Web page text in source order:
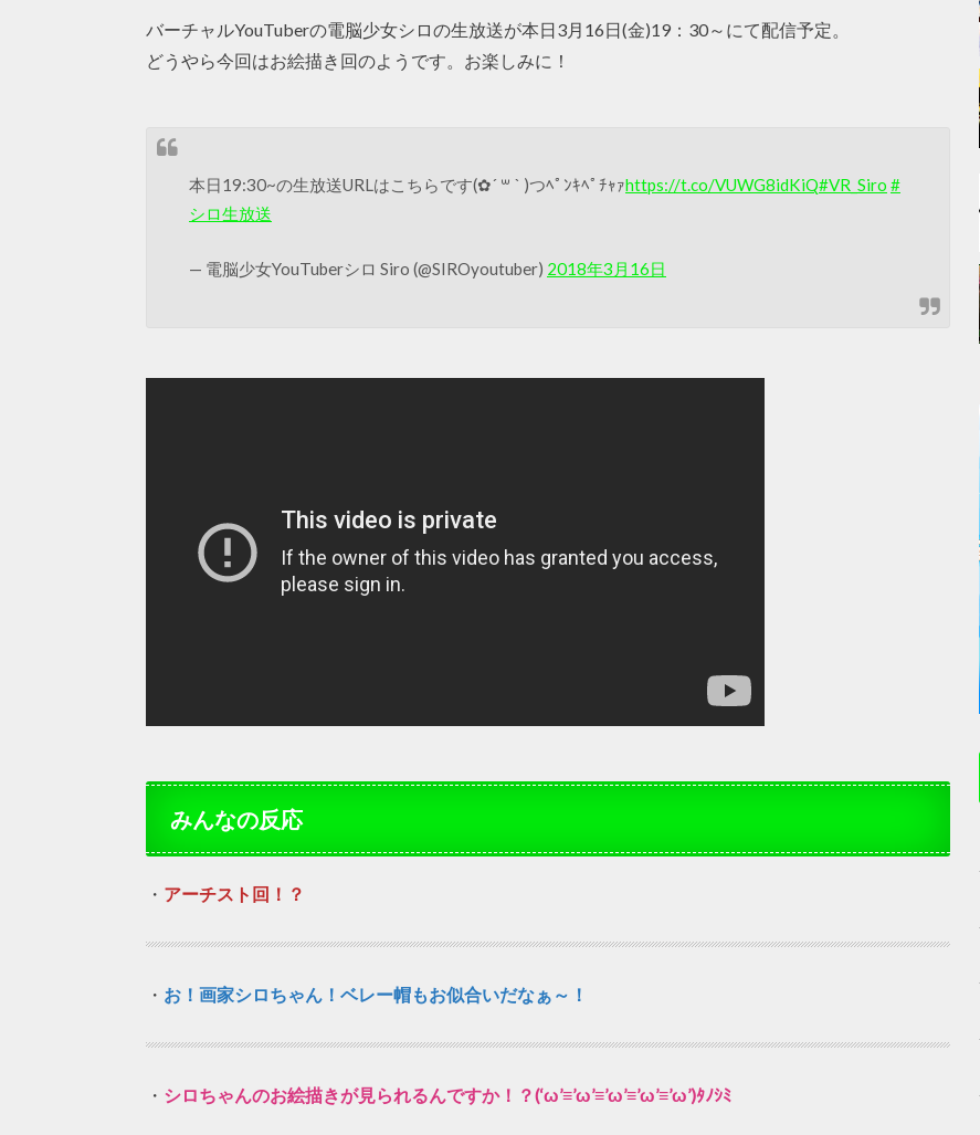
バーチャルYouTuberの電脳少女シロの生放送が本日3月16日(金)19：30～にて配信予定。
どうやら今回はお絵描き回のようです。お楽しみに！
本日19:30~の生放送URLはこちらです(✿´ ꒳ ` )つﾍﾟﾝｷﾍﾟﾁｬｧhttps://t.co/VUWG8idKiQ#VR_Siro #
シロ生放送
— 電脳少女YouTuberシロ Siro (@SIROyoutuber) 2018年3月16日
みんなの反応
・ アーチスト回！？
・ お！画家シロちゃん！ベレー帽もお似合いだなぁ～！
・ シロちゃんのお絵描きが見られるんですか！？(‘ω’≡’ω’≡’ω’≡’ω’≡’ω’)ﾀﾉｼﾐ